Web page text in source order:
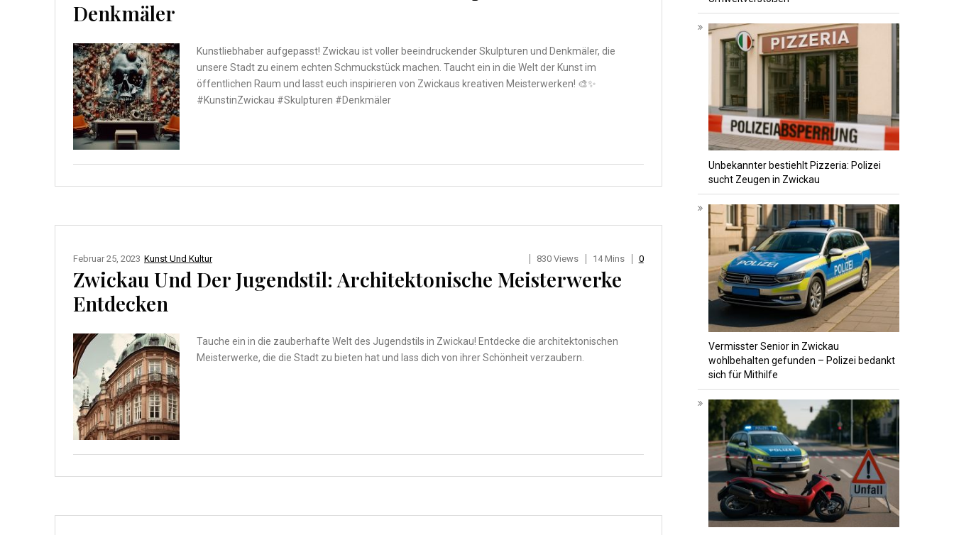
Denkmäler
Kunstliebhaber aufgepasst! Zwickau ist voller beeindruckender Skulpturen und Denkmäler, die
unsere Stadt zu einem echten Schmuckstück machen. Taucht ein in die Welt der Kunst im
öffentlichen Raum und lasst euch inspirieren von Zwickaus kreativen Meisterwerken! 🎨✨
#KunstinZwickau #Skulpturen #Denkmäler
Kunst Und Kultur
Februar 25, 2023 830 Views 14 Mins 0
Zwickau Und Der Jugendstil: Architektonische Meisterwerke
Entdecken
Tauche ein in die zauberhafte Welt des Jugendstils in Zwickau! Entdecke die architektonischen
Meisterwerke, die die Stadt zu bieten hat und lass dich von ihrer Schönheit verzaubern.
Unbekannter bestiehlt Pizzeria: Polizei
sucht Zeugen in Zwickau
Vermisster Senior in Zwickau
wohlbehalten gefunden – Polizei bedankt
sich für Mithilfe